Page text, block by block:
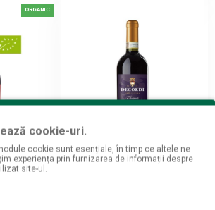
ORGANIC
Sicilia -
Vinicola Decordi
cookie-uri.
cookie sunt esențiale, în timp ce altele ne
experiența prin furnizarea de informații despre
site-ul.